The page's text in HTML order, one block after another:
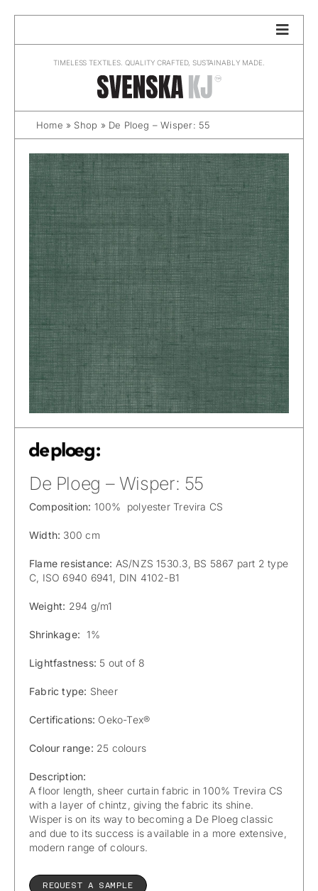
TIMELESS TEXTILES. QUALITY CRAFTED, SUSTAINABLY MADE.
Home » Shop » De Ploeg – Wisper: 55
De Ploeg – Wisper: 55
Composition: 100% polyester Trevira CS
Width: 300 cm
Flame resistance: AS/NZS 1530.3, BS 5867 part 2 type
C, ISO 6940 6941, DIN 4102-B1
Weight: 294 g/m1
Shrinkage: 1%
Lightfastness: 5 out of 8
Fabric type: Sheer
Certifications: Oeko-Tex®
Colour range: 25 colours
Description:
A floor length, sheer curtain fabric in 100% Trevira CS
with a layer of chintz, giving the fabric its shine.
Wisper is on its way to becoming a De Ploeg classic
and due to its success is available in a more extensive,
modern range of colours.
REQUEST A SAMPLE